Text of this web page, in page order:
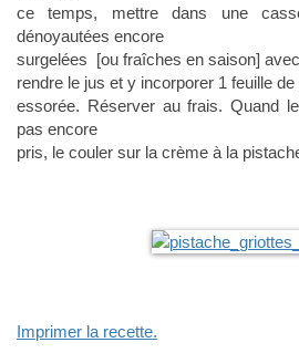
ce temps, mettre dans une
dénoyautées encore
surgelées [ou fraîches en saison]
rendre le jus et y incorporer 1 feuille
essorée. Réserver au frais. Quand
pas encore
pris, le couler sur la crème à la
Imprimer la recette.